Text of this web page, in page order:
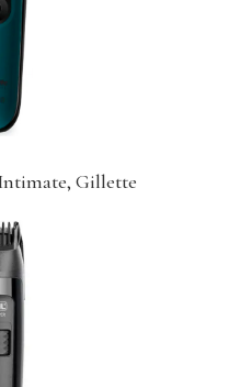
Gillette